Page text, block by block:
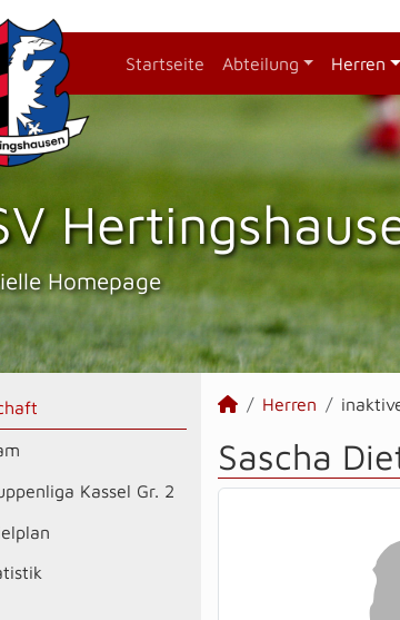
Startseite Abteilung Herren
Homepage
Kassel Gr. 2
Herren
Sascha